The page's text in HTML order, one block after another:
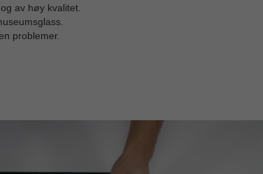
av høy kvalitet.
problemer.